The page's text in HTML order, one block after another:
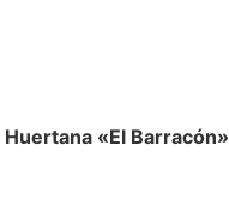
«El Barracón»